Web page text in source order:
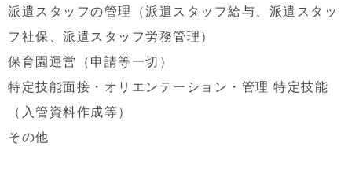
派遣スタッフの管理（派遣スタッフ給与、派遣スタッ
フ社保、派遣スタッフ労務管理）
保育園運営（申請等一切）
特定技能面接・オリエンテーション・管理 特定技能
（入管資料作成等）
その他